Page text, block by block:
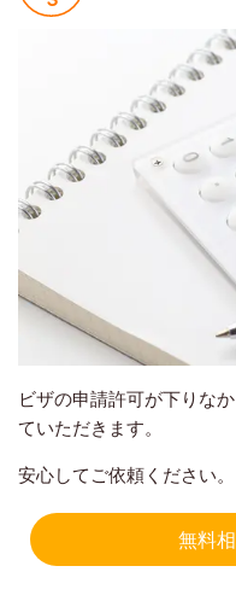
ビザの申請許可が下りな
ていただきます。
安心してご依頼ください。
無料